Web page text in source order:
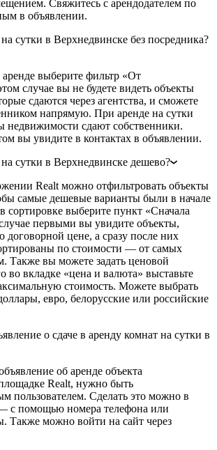
Свяжитесь с арендодателем по
в объявлении.
сутки в Верхнедвинске без посредника?
выберите фильтр «От
случае вы не будете видеть объекты
сдаются через агентства, и сможете
напрямую. При аренде на сутки
недвижимости сдают собственники.
вы увидите в контактах в объявлении.
сутки в Верхнедвинске дешево?
Realt можно отфильтровать объекты
самые дешевые варианты были в начале
сортировке выберите пункт «Сначала
первыми вы увидите объекты,
договорной цене, а сразу после них
по стоимости — от самых
Также вы можете задать ценовой
во вкладке «цена и валюта» выставьте
стоимость. Можете выбрать
евро, белорусские или российские
о сдаче в аренду комнат на сутки в
об аренде объекта
Realt, нужно быть
пользователем. Сделать это можно в
с помощью номера телефона или
Также можно войти на сайт через